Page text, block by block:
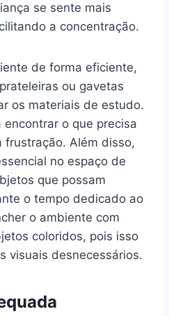
se sente mais
a concentração.
de forma eficiente,
ou gavetas
os materiais de estudo.
encontrar o que precisa
frustração. Além disso,
no espaço de
que possam
o tempo dedicado ao
o ambiente com
coloridos, pois isso
visuais desnecessários.